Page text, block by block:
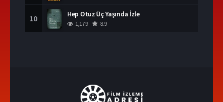
10 Hep Otuz Üç Yaşında İzle
1,179 8.9